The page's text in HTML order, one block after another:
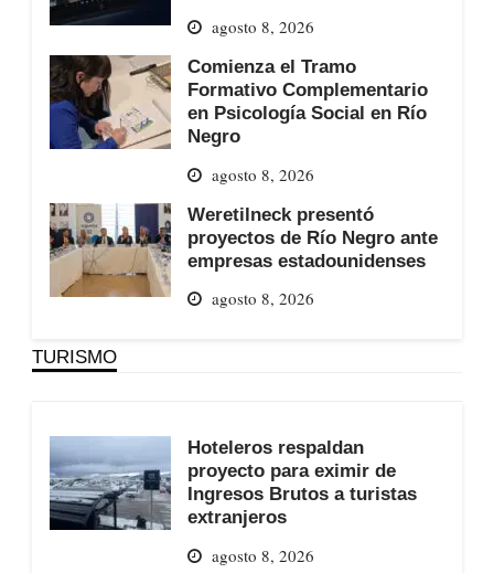
agosto 8, 2026
Comienza el Tramo
Formativo Complementario
en Psicología Social en Río
Negro
agosto 8, 2026
Weretilneck presentó
proyectos de Río Negro ante
empresas estadounidenses
agosto 8, 2026
TURISMO
Hoteleros respaldan
proyecto para eximir de
Ingresos Brutos a turistas
extranjeros
agosto 8, 2026